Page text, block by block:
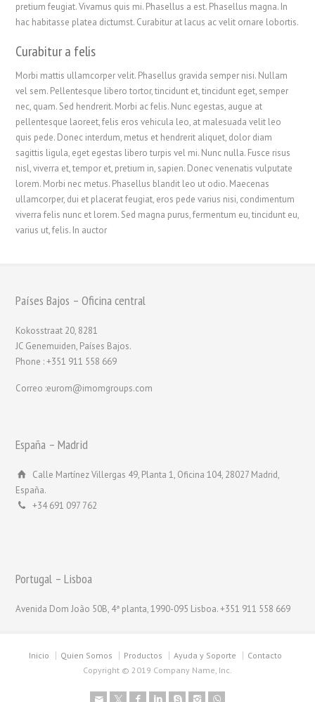
pretium feugiat. Vivamus quis mi. Phasellus a est. Phasellus magna. In
hac habitasse platea dictumst. Curabitur at lacus ac velit ornare lobortis.
Curabitur a felis
Morbi mattis ullamcorper velit. Phasellus gravida semper nisi. Nullam
vel sem. Pellentesque libero tortor, tincidunt et, tincidunt eget, semper
nec, quam. Sed hendrerit. Morbi ac felis. Nunc egestas, augue at
pellentesque laoreet, felis eros vehicula leo, at malesuada velit leo
quis pede. Donec interdum, metus et hendrerit aliquet, dolor diam
sagittis ligula, eget egestas libero turpis vel mi. Nunc nulla. Fusce risus
nisl, viverra et, tempor et, pretium in, sapien. Donec venenatis vulputate
lorem. Morbi nec metus. Phasellus blandit leo ut odio. Maecenas
ullamcorper, dui et placerat feugiat, eros pede varius nisi, condimentum
viverra felis nunc et lorem. Sed magna purus, fermentum eu, tincidunt eu,
varius ut, felis. In auctor
Países Bajos – Oficina central
Kokosstraat 20, 8281
JC Genemuiden, Países Bajos.
Phone : +351 911 558 669
Correo :eurom@imomgroups.com
España – Madrid
Calle Martínez Villergas 49, Planta 1, Oficina 104, 28027 Madrid,
España.
+34 691 097 762
Portugal – Lisboa
Avenida Dom João 50B, 4ª planta, 1990-095 Lisboa. +351 911 558 669
Inicio Quien Somos Productos Ayuda y Soporte
Contacto
Copyright © 2019 Company Name, Inc.